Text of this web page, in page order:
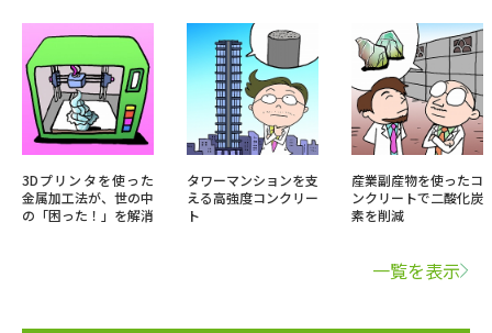
3Dプリンタを使った
金属加工法が、世の中
の「困った！」を解消
タワーマンションを支
える高強度コンクリー
ト
産業副産物を使ったコ
ンクリートで二酸化炭
素を削減
一覧を表示